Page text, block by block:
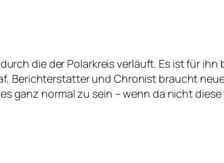
die der Polarkreis verläuft. Es ist für
Berichterstatter und Chronist braucht
ganz normal zu sein – wenn da nicht